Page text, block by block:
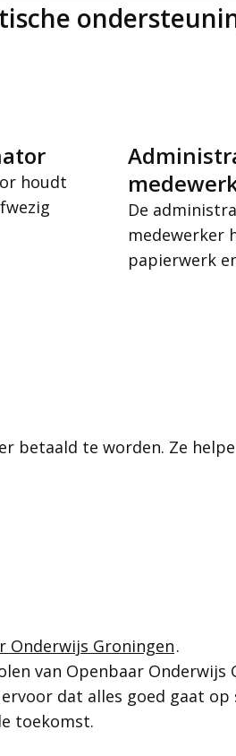
houdt
De
medewerker
papierwerk
betaald te worden. Ze
Onderwijs Groningen.
van Openbaar Onderwijs
dat alles goed gaat
toekomst.